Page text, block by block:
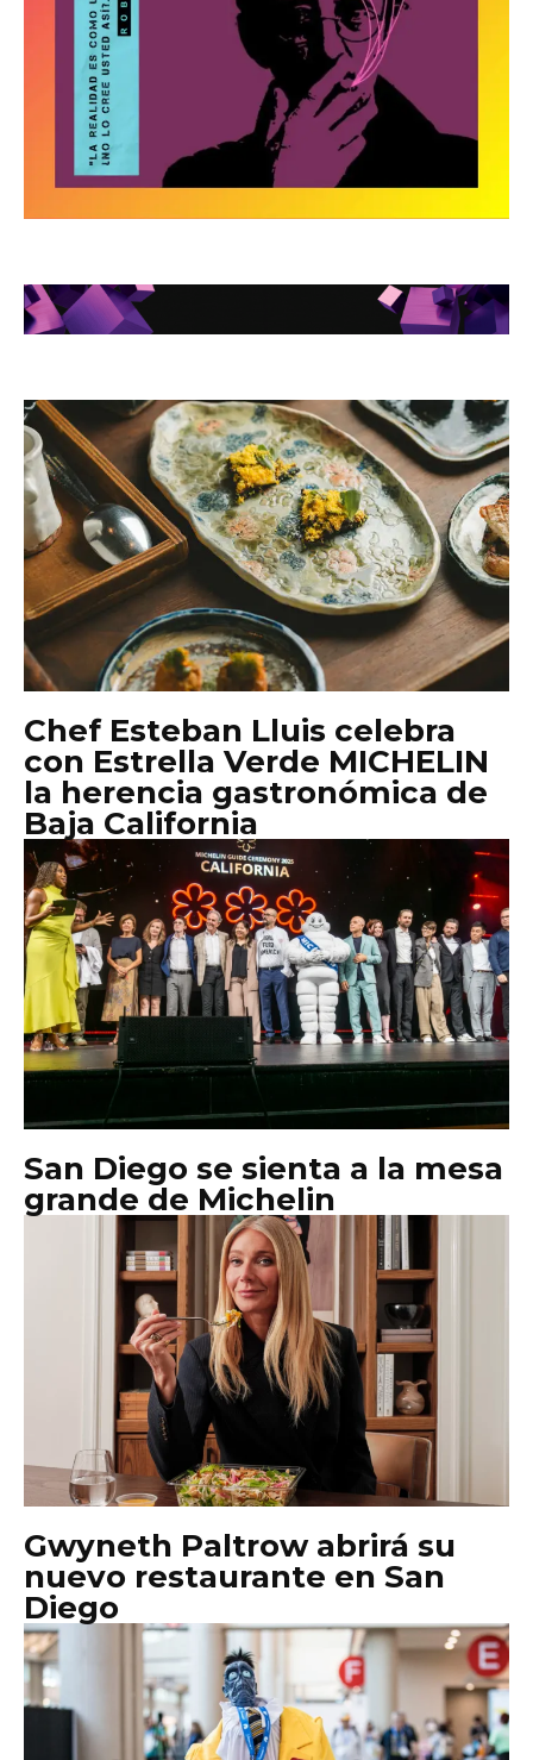
Chef Esteban Lluis celebra
con Estrella Verde MICHELIN
la herencia gastronómica de
Baja California
San Diego se sienta a la mesa
grande de Michelin
Gwyneth Paltrow abrirá su
nuevo restaurante en San
Diego